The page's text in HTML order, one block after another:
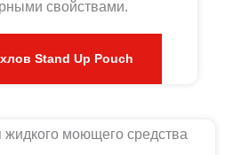
свойствами.
Stand Up Pouch